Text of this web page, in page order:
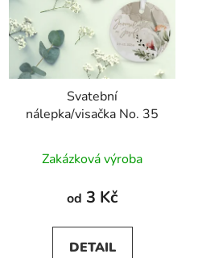
Svatební
nálepka/visačka No. 35
Zakázková výroba
od 3 Kč
DETAIL